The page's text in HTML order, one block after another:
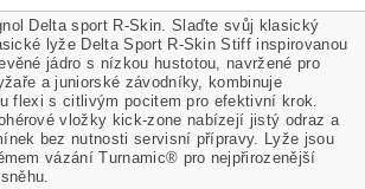
Delta sport R-Skin. Slaďte svůj klasický
lyže Delta Sport R-Skin Stiff inspirovanou
jádro s nízkou hustotou, navržené pro
a juniorské závodníky, kombinuje
flexi s citlivým pocitem pro efektivní krok.
​​vložky kick-zone nabízejí jistý odraz a
bez nutnosti servisní přípravy. Lyže jsou
vázání Turnamic® pro nejpřirozenější